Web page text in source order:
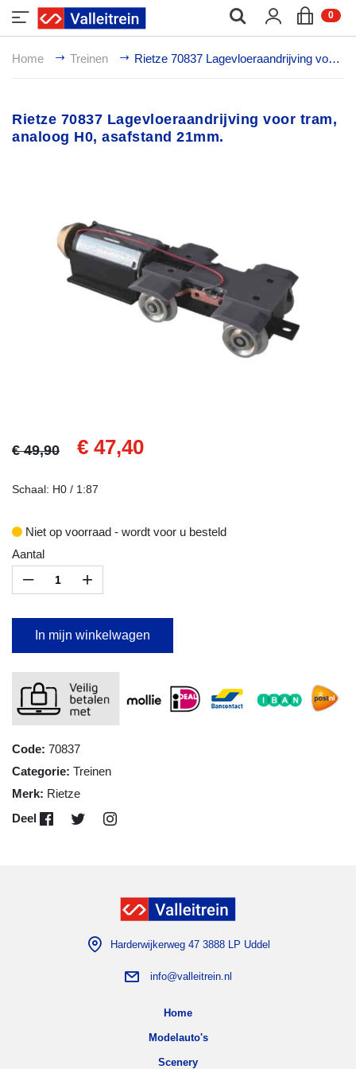
0;
Home Treinen Rietze 70837 Lagevloeraandrijving voor tram, analoog H0, asafstand 21mm.
Rietze 70837 Lagevloeraandrijving voor tram,
analoog H0, asafstand 21mm.
€ 49,90 € 47,40
Schaal: H0 / 1:87
Niet op voorraad - wordt voor u besteld
Aantal
– +
In mijn winkelwagen
Code: 70837
Categorie: Treinen
Merk: Rietze
Deel
Harderwijkerweg 47 3888 LP Uddel
info@valleitrein.nl
Home
Modelauto's
Scenery